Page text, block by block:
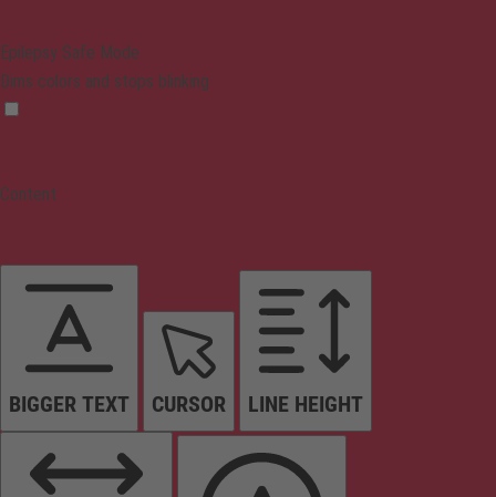
Epilepsy Safe Mode
Dims colors and stops blinking
Content
BIGGER TEXT CURSOR LINE HEIGHT